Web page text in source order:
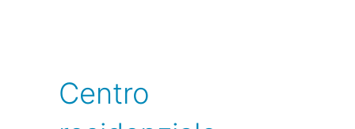
Centro